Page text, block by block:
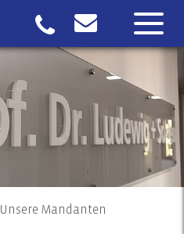
Unsere Mandanten